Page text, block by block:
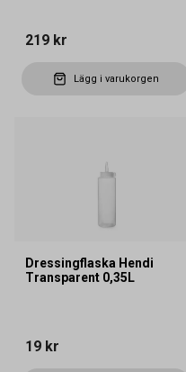
219 kr
Lägg i varukorgen
Dressingflaska Hendi
Transparent 0,35L
19 kr